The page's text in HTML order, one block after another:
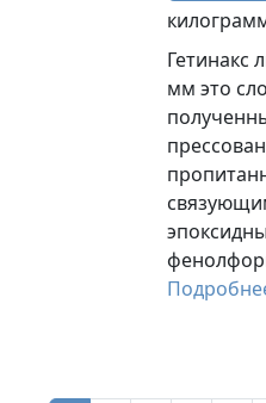
Гетинакс
мм это
Нумерация страниц